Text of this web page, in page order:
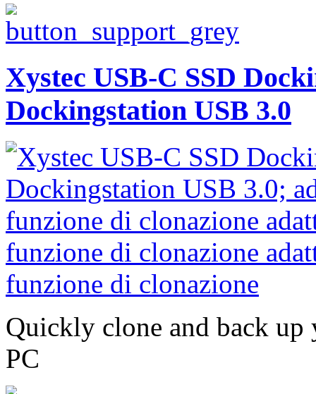
Xystec USB-C SSD
Dockingstation USB 3.0
Quickly clone and back
PC